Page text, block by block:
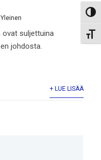
Yleinen
ovat suljettuina
johdosta.
+ LUE LISÄÄ